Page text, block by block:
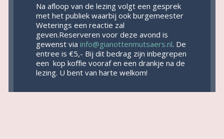
Na afloop van de lezing volgt een gesprek
met het publiek waarbij ook burgemeester
Weterings een reactie zal
geven.Reserveren voor deze avond is
gewenst via info@gianottenmutsaers.nl. De
entree is €5,- Bij dit bedrag zijn inbegrepen
een kop koffie vooraf en een drankje na de
lezing. U bent van harte welkom!